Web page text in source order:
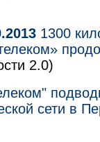
1300
2.0)
сети в